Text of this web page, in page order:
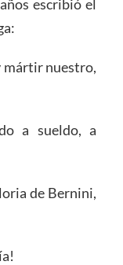
escribió el
mártir nuestro,
a sueldo, a
de Bernini,